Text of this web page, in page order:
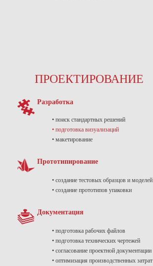
ПРОЕКТИРОВАНИЕ
Разработка
•поиск стандартных решений
•подготовка визуализаций
•макетирование
Прототипирование
•создание тестовых образцов и моделей
•создание прототипов упаковки
Документация
• подготовка рабочих файлов
• подготовка технических чертежей
• согласование проектной документации
• оптимизация производственных затрат